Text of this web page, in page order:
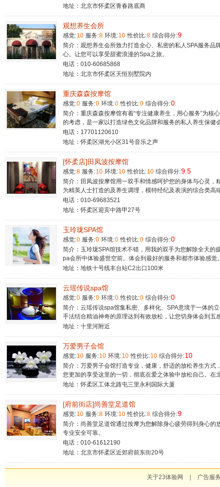
地址：北京市怀柔区青春路底商
观想养生会所
感觉:10 服务:8 环境:10 性价比:8 综合得分:9
简介：观想养生会所致力打造全心、私密的私人SPA服务品
心。让您可以享受甜蜜浪漫的Spa之旅。
电话：010-60685868
地址：北京市怀柔区天恒别墅院内
重庆森森按摩馆
感觉:0 服务:0 环境:0 性价比:0 综合得分:0
简介：重庆森森按摩馆有着“专注健康养生，用心服务”为核
的考虑，是一家以打造绿色文化品牌和服务的私人养生保健
电话：17701120610
地址：怀柔区湖光小区31号音乐之声
[怀柔店]田凤波按摩馆
感觉:8 服务:10 环境:10 性价比:10 综合得分:9.5
简介：田凤波按摩馆用一双手和情感呵护您的身体与心灵，
为精英人士打造的及养生调理，模特经纪及表演的综合类高
电话：010-69683521
地址：怀柔区迎宾中路甲27号
玉玲珑SPA馆
感觉:0 服务:0 环境:0 性价比:0 综合得分:0
简介：玉玲珑SPA馆技术不错，用我的双手为您解除全天的
pa会所中体验盛世空前。体会到最好的服务和都市体验感觉
地址：地铁十号线丰台站C2出口100米
云瑶传说spa馆
感觉:0 服务:0 环境:0 性价比:0 综合得分:0
简介：云瑶传说spa馆集私密、多样化、SPA意境于一体的
手法结合精油神奇的原理达到有效放松，让您切身体会到五
地址：十里河附近
万爱男子会馆
感觉:10 服务:10 环境:10 性价比:10 综合得分:10
简介：万爱男子会馆打造专业，健康，舒适的放松养生方式
您更加的享受这里的一切，彻底在爱之体验中放松自己。在
地址：怀柔区工体北路屯三里永利国际大厦
[府前街店]尚善堂足道馆
感觉:10 服务:8 环境:10 性价比:8 综合得分:9
简介：尚善堂足道馆通过按摩为您解除身心疲劳得到身心的
专业安全可靠。
电话：010-61612190
地址：北京市怀柔区近郊府前东街20号
关于23体验网 广告服